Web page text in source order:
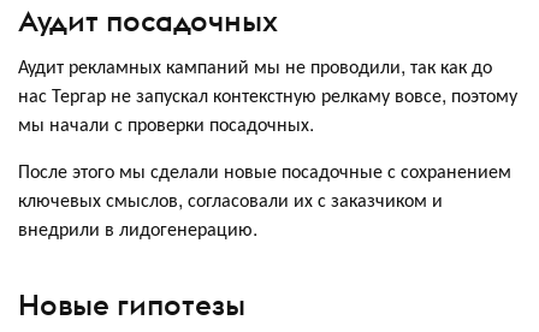
Аудит посадочных
Аудит рекламных кампаний мы не проводили, так как до
нас Тергар не запускал контекстную релкаму вовсе, поэтому
мы начали с проверки посадочных.
После этого мы сделали новые посадочные с сохранением
ключевых смыслов, согласовали их с заказчиком и
внедрили в лидогенерацию.
Новые гипотезы